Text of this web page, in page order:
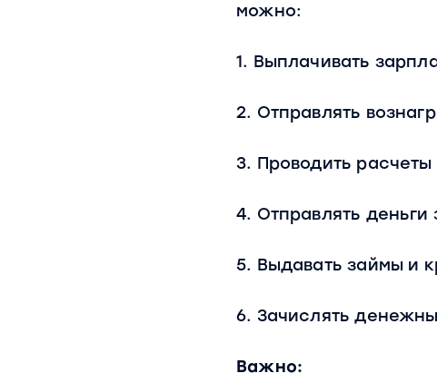
можно:
1. Выплачивать
2. Отправлять
3. Проводить расчеты
4. Отправлять деньги
5. Выдавать займы и
6. Зачислять
Важно: